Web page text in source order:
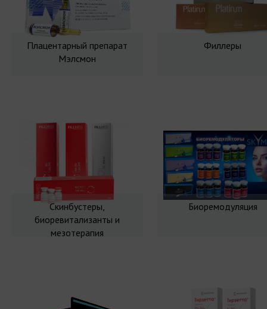
Плацентарный препарат
Мэлсмон
Филлеры
Скинбустеры,
биоревитализанты и
мезотерапия
Биоремодуляция